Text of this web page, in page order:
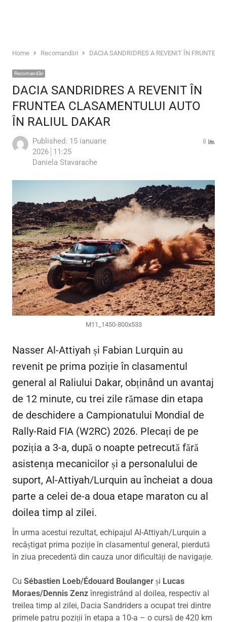
Home Recomandări DACIA SANDRIDRES A REVENIT ÎN FRUNTEA
Recomandări
DACIA SANDRIDRES A REVENIT ÎN
FRUNTEA CLASAMENTULUI AUTO
ÎN RALIUL DAKAR
Published: 15 ianuarie
2026 11:25
Author
Daniela Stavarache
8
M11_1450-800x533
Nasser Al-Attiyah și Fabian Lurquin au
revenit pe prima poziție în clasamentul
general al Raliului Dakar, obținând un avantaj
de 12 minute, cu trei zile rămase din etapa
de deschidere a Campionatului Mondial de
Rally-Raid FIA (W2RC) 2026. Plecați de pe
poziția a 3-a, după o noapte petrecută fără
asistența mecanicilor și a personalului de
suport, Al-Attiyah/Lurquin au încheiat a doua
parte a celei de-a doua etape maraton cu al
doilea timp al zilei.
În urma acestui rezultat, echipajul Al-Attiyah/Lurquin a
recâștigat prima poziție în clasamentul general, pierdută
în ziua precedentă din cauza unor dificultăți de navigație.
Cu Sébastien Loeb/Édouard Boulanger și Lucas
Moraes/Dennis Zenz înregistrând al doilea, respectiv al
treilea timp al zilei, Dacia Sandriders a ocupat trei dintre
primele patru poziții în etapa a 10-a – o cursă de 420 km